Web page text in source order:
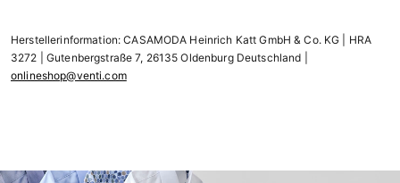
Herstellerinformation: CASAMODA Heinrich Katt GmbH & Co. KG | HRA
3272 | Gutenbergstraße 7, 26135 Oldenburg Deutschland |
onlineshop@venti.com